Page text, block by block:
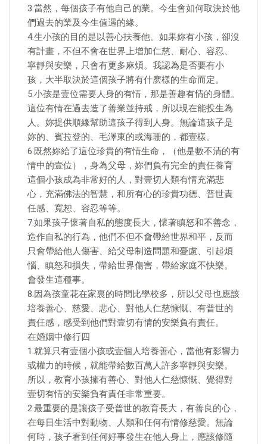
3.當然，每個孩子有他自己的業。今生會如何取決於他
們過去的業及今生值遇的緣。
4.生小孩的目的是以善心扶養他。如果妳有小孩，卻沒
有計畫，不但不會在世界上增加仁慈、耐心、容忍、
寧靜與安樂，只會有更多麻煩。我認為是否要有小
孩，大半取決於這個孩子將有什麽樣的生命而定。
5.小孩是壹位需要人身的有情，那是善趣有情的身體。
這位有情在過去造了善業並持戒，所以現在能投生為
人。妳提供順緣幫助這孩子得到人身。無論這孩子是
妳的、賓拉登的、毛澤東的或海珊的，都壹樣。
6.既然妳給了這位珍貴的有情生命，（他是數不清的有
情中的壹位），身為父母，妳們負有完全的責任養育
這個小孩成為非常好的人，對壹切人類有情充滿悲
心，充滿佛法的智慧，和所有心的珍貴功德、普世責
任感、寬恕、容忍等等。
7.如果孩子懷著自私的態度長大，懷著瞋怒和不善念，
造作自私的行為，他們不但不會帶給世界和平，反而
只會帶給他人傷害、給父母制造問題和憂慮、引起煩
惱、瞋怒和損失，帶給世界傷害，帶給家庭不快樂。
會發生這種事。
8.因為孩童花在家裏的時間比學校多，所以父母也應該
培養善心、慈愛、悲心、對他人仁慈慷慨、有普世的
責任感，感受到他們對壹切有情的安樂負有責任。
在婚姻中修行四
1.就算只有壹個小孩或壹個人培養善心，當他有影響力
或權力的時候，就能帶給數百萬人許多寧靜與安樂。
所以，教育小孩擁有善心、對他人仁慈慷慨、覺得對
壹切有情的安樂負有責任非常重要。
2.最重要的是讓孩子受普世的教育長大，有善良的心，
在每日生活中對動物、人類和任何有情修慈愛。無論
何時，孩子看到任何好事發生在他人身上，應該修隨